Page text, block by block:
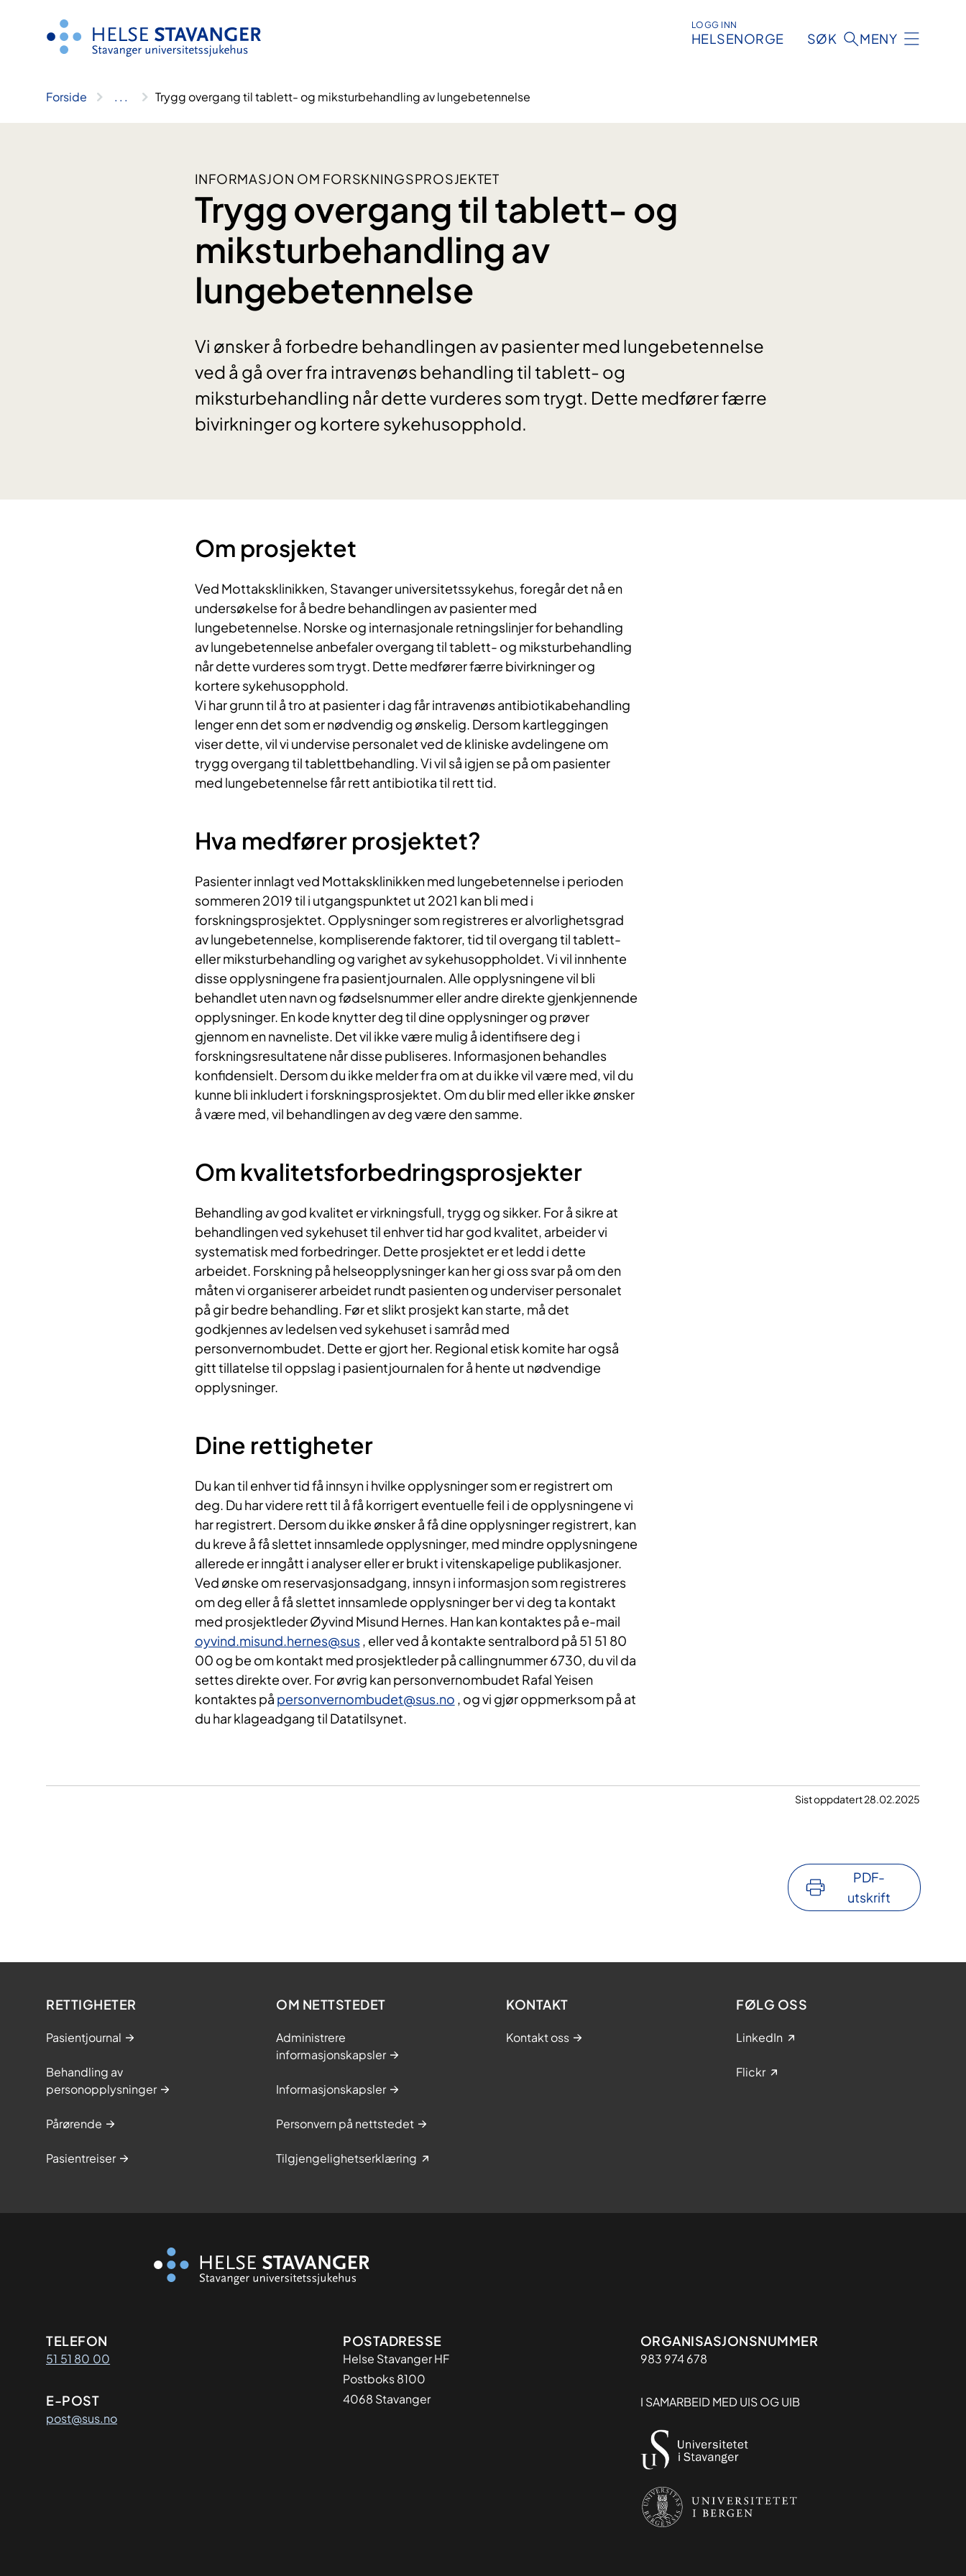
LOGG INN
HELSENORGE SØK MENY
Forside .. . Trygg overgang til tablett- og miksturbehandling av lungebetennelse
INFORMASJON OM FORSKNINGSPROSJEKTET
Trygg overgang til tablett- og
miksturbehandling av
lungebetennelse
Vi ønsker å forbedre behandlingen av pasienter med lungebetennelse
ved å gå over fra intravenøs behandling til tablett- og
miksturbehandling når dette vurderes som trygt. Dette medfører færre
bivirkninger og kortere sykehusopphold.
Om prosjektet
Ved Mottaksklinikken, Stavanger universitetssykehus, foregår det nå en
undersøkelse for å bedre behandlingen av pasienter med
lungebetennelse. Norske og internasjonale retningslinjer for behandling
av lungebetennelse anbefaler overgang til tablett- og miksturbehandling
når dette vurderes som trygt. Dette medfører færre bivirkninger og
kortere sykehusopphold.
Vi har grunn til å tro at pasienter i dag får intravenøs antibiotikabehandling
lenger enn det som er nødvendig og ønskelig. Dersom kartleggingen
viser dette, vil vi undervise personalet ved de kliniske avdelingene om
trygg overgang til tablettbehandling. Vi vil så igjen se på om pasienter
med lungebetennelse får rett antibiotika til rett tid.
Hva medfører prosjektet?
Pasienter innlagt ved Mottaksklinikken med lungebetennelse i perioden
sommeren 2019 til i utgangspunktet ut 2021 kan bli med i
forskningsprosjektet. Opplysninger som registreres er alvorlighetsgrad
av lungebetennelse, kompliserende faktorer, tid til overgang til tablett-
eller miksturbehandling og varighet av sykehusoppholdet. Vi vil innhente
disse opplysningene fra pasientjournalen. Alle opplysningene vil bli
behandlet uten navn og fødselsnummer eller andre direkte gjenkjennende
opplysninger. En kode knytter deg til dine opplysninger og prøver
gjennom en navneliste. Det vil ikke være mulig å identifisere deg i
forskningsresultatene når disse publiseres. Informasjonen behandles
konfidensielt. Dersom du ikke melder fra om at du ikke vil være med, vil du
kunne bli inkludert i forskningsprosjektet. Om du blir med eller ikke ønsker
å være med, vil behandlingen av deg være den samme.
Om kvalitetsforbedringsprosjekter
Behandling av god kvalitet er virkningsfull, trygg og sikker. For å sikre at
behandlingen ved sykehuset til enhver tid har god kvalitet, arbeider vi
systematisk med forbedringer. Dette prosjektet er et ledd i dette
arbeidet. Forskning på helseopplysninger kan her gi oss svar på om den
måten vi organiserer arbeidet rundt pasienten og underviser personalet
på gir bedre behandling. Før et slikt prosjekt kan starte, må det
godkjennes av ledelsen ved sykehuset i samråd med
personvernombudet. Dette er gjort her. Regional etisk komite har også
gitt tillatelse til oppslag i pasientjournalen for å hente ut nødvendige
opplysninger.
Dine rettigheter
Du kan til enhver tid få innsyn i hvilke opplysninger som er registrert om
deg. Du har videre rett til å få korrigert eventuelle feil i de opplysningene vi
har registrert. Dersom du ikke ønsker å få dine opplysninger registrert, kan
du kreve å få slettet innsamlede opplysninger, med mindre opplysningene
allerede er inngått i analyser eller er brukt i vitenskapelige publikasjoner.
Ved ønske om reservasjonsadgang, innsyn i informasjon som registreres
om deg eller å få slettet innsamlede opplysninger ber vi deg ta kontakt
med prosjektleder Øyvind Misund Hernes. Han kan kontaktes på e-mail
oyvind.misund.hernes@sus, eller ved å kontakte sentralbord på 51 51 80
00 og be om kontakt med prosjektleder på callingnummer 6730, du vil da
settes direkte over. For øvrig kan personvernombudet Rafal Yeisen
kontaktes på personvernombudet@sus.no , og vi gjør oppmerksom på at
du har klageadgang til Datatilsynet.
Sist oppdatert 28.02.2025
PDF-
utskrift
RETTIGHETER
Pasientjournal
Behandling av
personopplysninger
Pårørende
Pasientreiser
OM NETTSTEDET
Administrere
informasjonskapsler
Informasjonskapsler
Personvern på nettstedet
Tilgjengelighetserklæring
KONTAKT
Kontakt oss
FØLG OSS
LinkedIn
Flickr
Kontaktinformasjon
TELEFON
51 51 80 00
E-POST
post@sus.no
Adresse
POSTADRESSE
Helse Stavanger HF
Postboks 8100
4068 Stavanger
Organisasjon
ORGANISASJONSNUMMER
983 974 678
I SAMARBEID MED UIS OG UIB